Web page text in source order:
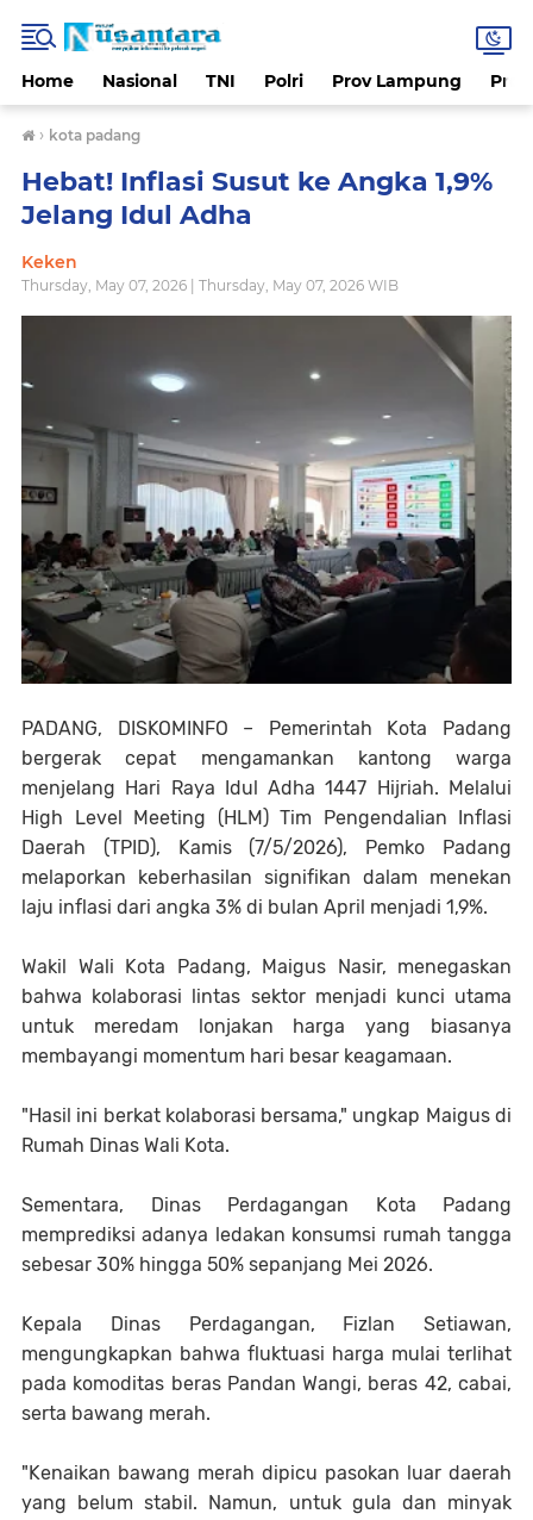
Home Nasional TNI Polri Prov Lampung
› kota padang
Hebat! Inflasi Susut ke Angka 1,9%
Jelang Idul Adha
Keken
Thursday, May 07, 2026 | Thursday, May 07, 2026 WIB
PADANG, DISKOMINFO – Pemerintah Kota Padang
bergerak cepat mengamankan kantong warga
menjelang Hari Raya Idul Adha 1447 Hijriah. Melalui
High Level Meeting (HLM) Tim Pengendalian Inflasi
Daerah (TPID), Kamis (7/5/2026), Pemko Padang
melaporkan keberhasilan signifikan dalam menekan
laju inflasi dari angka 3% di bulan April menjadi 1,9%.
Wakil Wali Kota Padang, Maigus Nasir, menegaskan
bahwa kolaborasi lintas sektor menjadi kunci utama
untuk meredam lonjakan harga yang biasanya
membayangi momentum hari besar keagamaan.
"Hasil ini berkat kolaborasi bersama," ungkap Maigus di
Rumah Dinas Wali Kota.
Sementara, Dinas Perdagangan Kota Padang
memprediksi adanya ledakan konsumsi rumah tangga
sebesar 30% hingga 50% sepanjang Mei 2026.
Kepala Dinas Perdagangan, Fizlan Setiawan,
mengungkapkan bahwa fluktuasi harga mulai terlihat
pada komoditas beras Pandan Wangi, beras 42, cabai,
serta bawang merah.
"Kenaikan bawang merah dipicu pasokan luar daerah
yang belum stabil. Namun, untuk gula dan minyak